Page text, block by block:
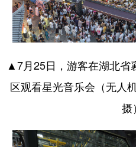
▲7月25日，游客在湖北省
区观看星光音乐会（无人
摄）